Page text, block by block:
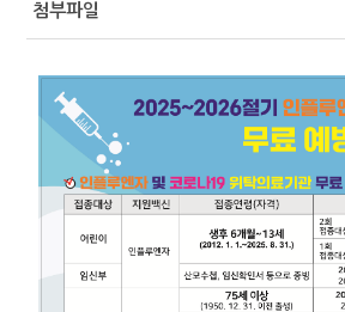
첨부파일